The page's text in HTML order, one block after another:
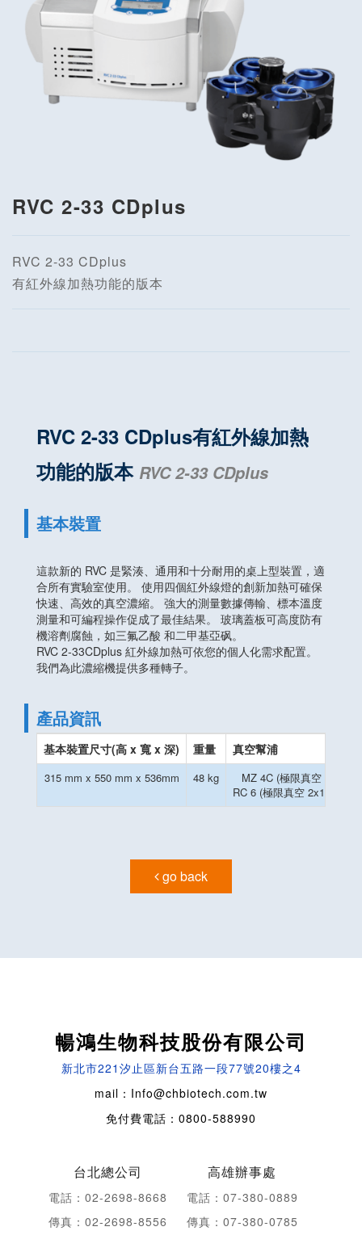
RVC 2-33 CDplus
RVC 2-33 CDplus
有紅外線加熱功能的版本
RVC 2-33 CDplus有紅外線加熱
功能的版本 RVC 2-33 CDplus
基本裝置
這款新的 RVC 是緊湊、通用和十分耐用的桌上型裝置，適
合所有實驗室使用。 使用四個紅外線燈的創新加熱可確保
快速、高效的真空濃縮。 強大的測量數據傳輸、標本溫度
測量和可編程操作促成了最佳結果。 玻璃蓋板可高度防有
機溶劑腐蝕，如三氟乙酸 和二甲基亞砜。
RVC 2-33CDplus 紅外線加熱可依您的個人化需求配置。
我們為此濃縮機提供多種轉子。
產品資訊
基本裝置尺寸(高 x 寬 x 深) 重量 真空幫浦
315 mm x 550 mm x 536mm 48 kg
MZ 4C (極限真空 2 mbar)
RC 6 (極限真空 2x10-3
go back
暢鴻生物科技股份有限公司
新北市221汐止區新台五路一段77號20樓之4
mail：Info@chbiotech.com.tw
免付費電話：0800-588990
台北總公司
電話：02-2698-8668
傳真：02-2698-8556
高雄辦事處
電話：07-380-0889
傳真：07-380-0785